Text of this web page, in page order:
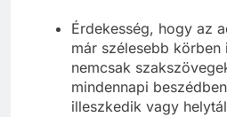
Érdekesség, hogy az
már szélesebb körben
nemcsak
mindennapi
illeszkedik vagy